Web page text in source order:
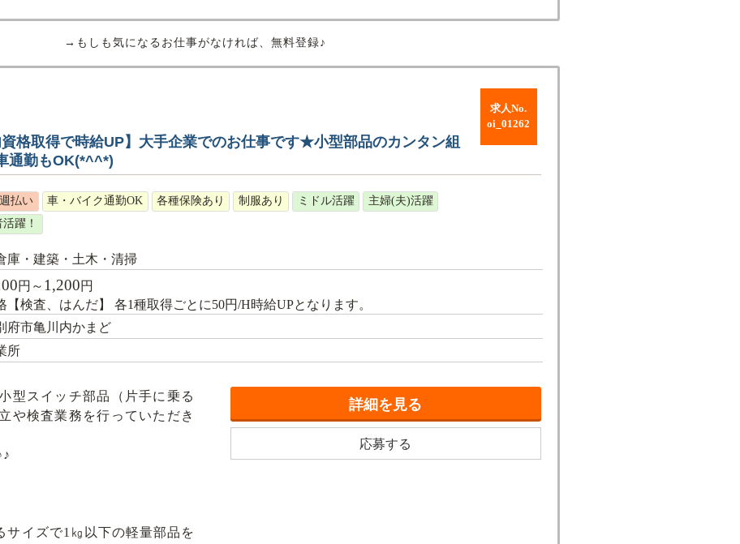
→もしも気になるお仕事がなければ、無料登録♪
求人No.
oi_01262
格取得で時給UP】大手企業でのお仕事です★小型部品のカンタン組
通勤もOK(*^^*)
週払い 車・バイク通勤OK 各種保険あり 制服あり ミドル活躍
主婦(夫)活躍
躍！
庫・建築・土木・清掃
円～ 1,200円
【検査、はんだ】 各1種取得ごとに50円/H時給UPとなります。
府市亀川内かまど
所
型スイッチ部品（片手に乗る
や検査業務を行っていただき
サイズで1㎏以下の軽量部品を
詳細を見る
応募する